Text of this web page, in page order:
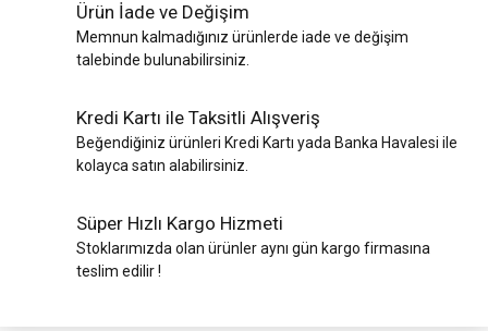
Ürün İade ve Değişim
Memnun kalmadığınız ürünlerde iade ve değişim
talebinde bulunabilirsiniz.
Kredi Kartı ile Taksitli Alışveriş
Beğendiğiniz ürünleri Kredi Kartı yada Banka Havalesi ile
kolayca satın alabilirsiniz.
Süper Hızlı Kargo Hizmeti
Stoklarımızda olan ürünler aynı gün kargo firmasına
teslim edilir !